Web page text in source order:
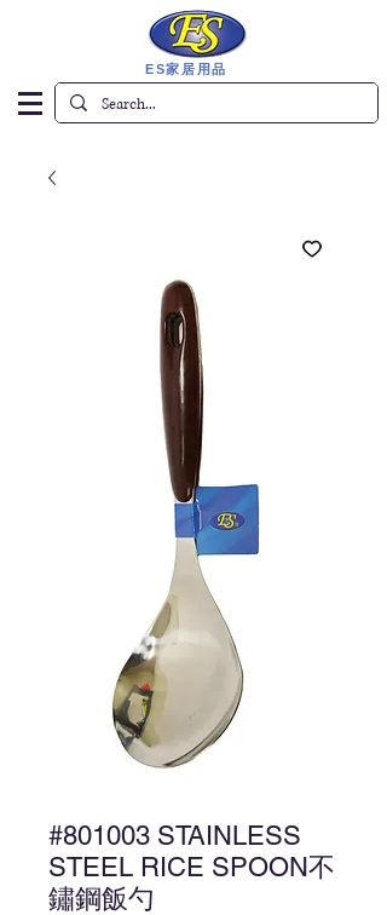
ES家居用品
#801003 STAINLESS
STEEL RICE SPOON不
鏽鋼飯勺